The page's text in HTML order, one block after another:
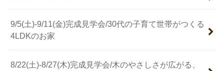
9/5(土)-9/11(金)完成見学会/30代の子育て世帯がつくる
4LDKのお家
8/22(土)-8/27(木)完成見学会/木のやさしさが広がる、